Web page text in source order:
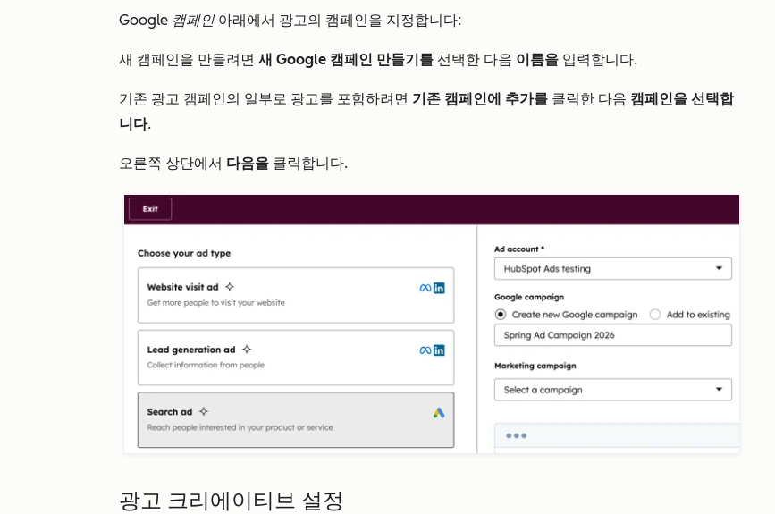
Google 캠페인아래에서 광고의 캠페인을 지정합니다:
새 캠페인을 만들려면 새 Google 캠페인 만들기를 선택한 다음 이름을 입력합니다.
기존 광고 캠페인의 일부로 광고를 포함하려면 기존 캠페인에 추가를 클릭한 다음 캠페인을 선택합
니다.
오른쪽 상단에서 다음을 클릭합니다.
광고 크리에이티브 설정